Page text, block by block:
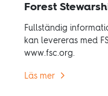
Forest
Fullständig
kan levereras med
www.fsc.org.
Läs mer